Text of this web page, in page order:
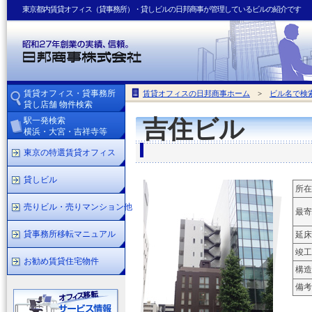
東京都内賃貸オフィス（貸事務所）・貸しビルの日邦商事が管理しているビルの紹介です
賃貸オフィスの日邦商事ホーム > ビル名で検
吉住ビル
所
最
延床
竣工
構
備考
賃貸オフィス・貸事務所
貸し店舗 物件検索
駅一発検索
横浜・大宮・吉祥寺等
東京の特選賃貸オフィス
貸しビル
売りビル・売りマンション他
貸事務所移転マニュアル
お勧め賃貸住宅物件